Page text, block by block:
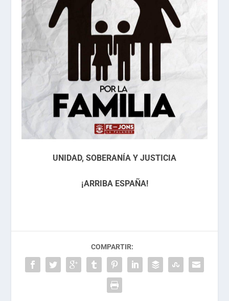
UNIDAD, SOBERANÍA Y JUSTICIA
¡ARRIBA ESPAÑA!
COMPARTIR: